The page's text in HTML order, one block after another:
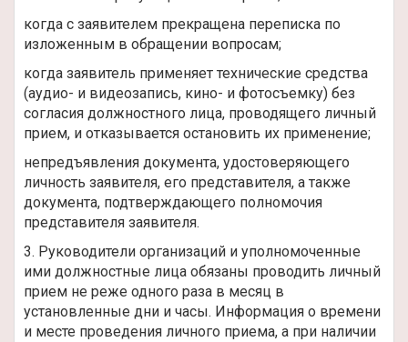
когда с заявителем прекращена переписка по
изложенным в обращении вопросам;
когда заявитель применяет технические средства
(аудио- и видеозапись, кино- и фотосъемку) без
согласия должностного лица, проводящего личный
прием, и отказывается остановить их применение;
непредъявления документа, удостоверяющего
личность заявителя, его представителя, а также
документа, подтверждающего полномочия
представителя заявителя.
3. Руководители организаций и уполномоченные
ими должностные лица обязаны проводить личный
прием не реже одного раза в месяц в
установленные дни и часы. Информация о времени
и месте проведения личного приема, а при наличии